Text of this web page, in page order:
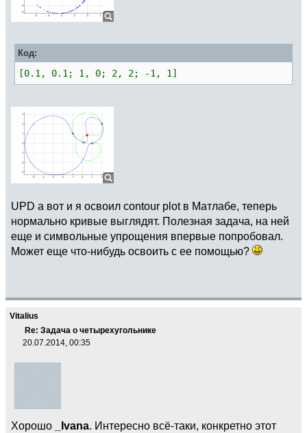
Код:
[0.1, 0.1; 1, 0; 2, 2; -1, 1]
UPD а вот и я освоил contour plot в Матлабе, теперь
нормально кривые выглядят. Полезная задача, на ней
еще и символьные упрощения впервые попробовал.
Может еще что-нибудь освоить с ее помощью?
Vitalius
Re: Задача о четырехугольнике
20.07.2014, 00:35
Хорошо _Ivana. Интересно всё-таки, конкретно этот